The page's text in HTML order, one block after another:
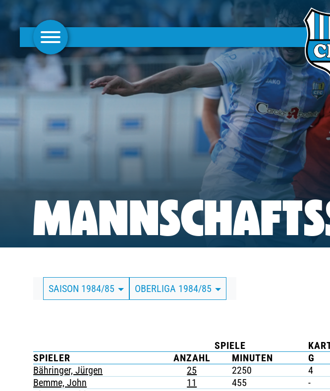
AKTUELLES
FRAUEN
CLUBMITGLIEDSCHAFT
BUSINESS
SÜDKURVE
TICKETING
SAISON 1984/85 OBERLIGA 1984/85
SPIELE
SPIELER
ANZAHL MINUTEN G
Bähringer, Jürgen
25 2250 4
Bemme, John
11 455 -